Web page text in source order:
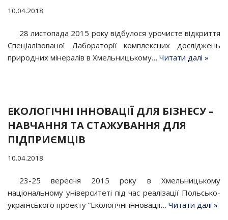
10.04.2018
28 листопада 2015 року відбулося урочисте відкриття
Спеціалізованої Лабораторії комплексних досліджень
природних мінералів в Хмельницькому… Читати далі »
ЕКОЛОГІЧНІ ІННОВАЦІЇ ДЛЯ БІЗНЕСУ –
НАВЧАННЯ ТА СТАЖУВАННЯ ДЛЯ
ПІДПРИЄМЦІВ
10.04.2018
23-25 вересня 2015 року в Хмельницькому
національному університеті під час реалізації Польсько-
українського проекту ”Екологічні інновації… Читати далі »